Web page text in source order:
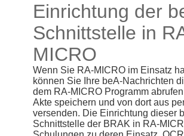
Einrichtung der
Schnittstelle in
MICRO
Wenn Sie RA-MICRO im Einsatz
können Sie Ihre beA-Nachrichten
dem RA-MICRO Programm
Akte speichern und von dort aus
versenden. Die Einrichtung dieser
Schnittstelle der BRAK in RA-